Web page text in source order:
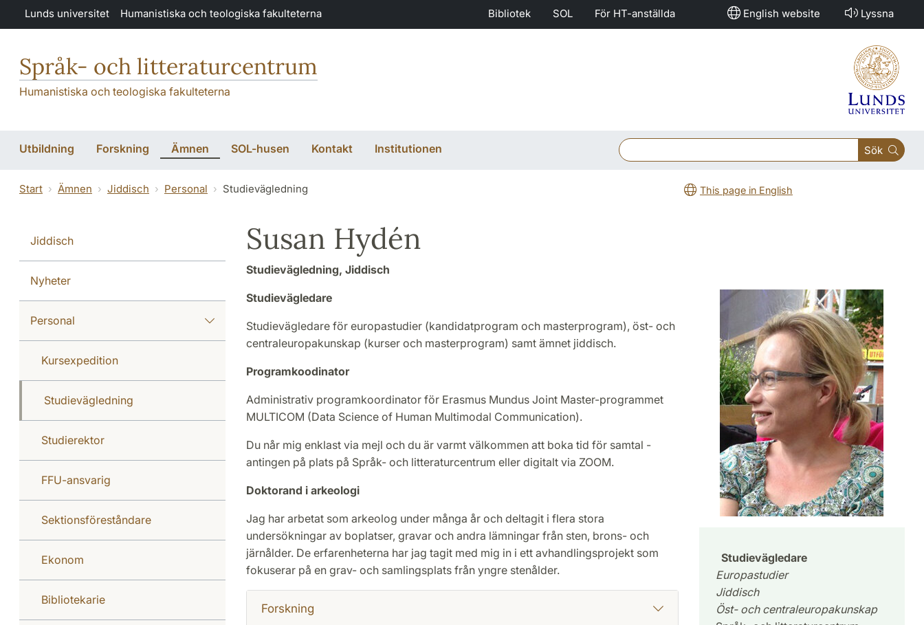
Hoppa till huvudinnehåll
Lunds universitet Humanistiska och teologiska fakulteterna Bibliotek SOL För HT-anställda English website Lyssna
Språk- och litteraturcentrum
Humanistiska och teologiska fakulteterna
Utbildning Forskning Ämnen SOL-husen Kontakt Institutionen Sök
Start Ämnen Jiddisch Personal Studievägledning This page in English
Jiddisch
Nyheter
Personal
Kursexpedition
Studievägledning
Studierektor
FFU-ansvarig
Sektionsföreståndare
Ekonom
Bibliotekarie
Susan Hydén
Studievägledning, Jiddisch
Studievägledare
Studievägledare för europastudier (kandidatprogram och masterprogram), öst- och
centraleuropakunskap (kurser och masterprogram) samt ämnet jiddisch.
Programkoodinator
Administrativ programkoordinator för Erasmus Mundus Joint Master-programmet
MULTICOM (Data Science of Human Multimodal Communication).
Du når mig enklast via mejl och du är varmt välkommen att boka tid för samtal -
antingen på plats på Språk- och litteraturcentrum eller digitalt via ZOOM.
Doktorand i arkeologi
Jag har arbetat som arkeolog under många år och deltagit i flera stora
undersökningar av boplatser, gravar och andra lämningar från sten, brons- och
järnålder. De erfarenheterna har jag tagit med mig in i ett avhandlingsprojekt som
fokuserar på en grav- och samlingsplats från yngre stenålder.
Forskning
Studievägledare
Europastudier
Jiddisch
Öst- och centraleuropakunskap